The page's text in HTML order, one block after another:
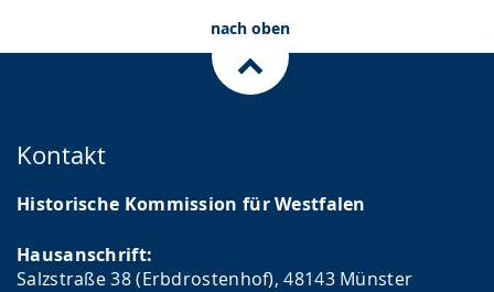
nach oben
Kontakt
Historische Kommission für Westfalen
Hausanschrift:
Salzstraße 38 (Erbdrostenhof), 48143 Münster